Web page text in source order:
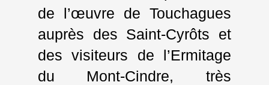
de l’œuvre de Touchagues
auprès des Saint-Cyrôts et
des visiteurs de l’Ermitage
du Mont-Cindre, très